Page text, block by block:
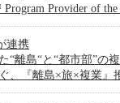
Program Provider of
連携
“離島“と“都市部”の
、『離島×旅×複業』